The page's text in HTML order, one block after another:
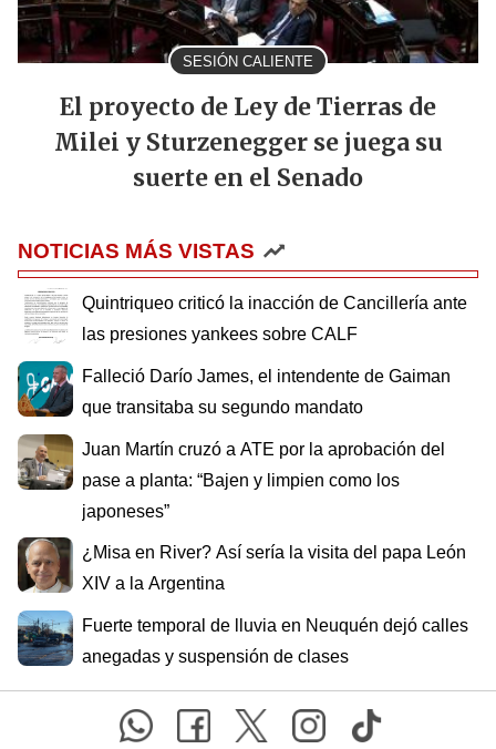
SESIÓN CALIENTE
El proyecto de Ley de Tierras de
Milei y Sturzenegger se juega su
suerte en el Senado
NOTICIAS MÁS VISTAS
Quintriqueo criticó la inacción de Cancillería ante
las presiones yankees sobre CALF
Falleció Darío James, el intendente de Gaiman
que transitaba su segundo mandato
Juan Martín cruzó a ATE por la aprobación del
pase a planta: “Bajen y limpien como los
japoneses”
¿Misa en River? Así sería la visita del papa León
XIV a la Argentina
Fuerte temporal de lluvia en Neuquén dejó calles
anegadas y suspensión de clases